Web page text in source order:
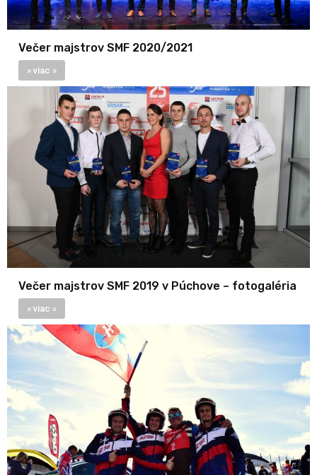
Večer majstrov SMF 2020/2021
» viac »
Večer majstrov SMF 2019 v Púchove – fotogaléria
» viac »